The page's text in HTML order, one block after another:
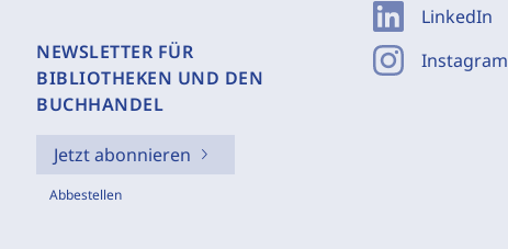
NEWSLETTER FÜR
BIBLIOTHEKEN UND DEN
BUCHHANDEL
Jetzt abonnieren
Abbestellen
LinkedIn
Instagram